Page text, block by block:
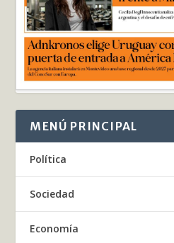
MENÚ PRINCIPAL
Política
Sociedad
Economía